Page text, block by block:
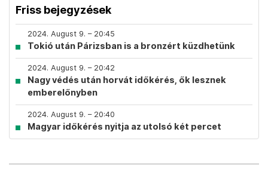
Friss bejegyzések
2024. August 9. – 20:45
Tokió után Párizsban is a bronzért küzdhetünk
2024. August 9. – 20:42
Nagy védés után horvát időkérés, ők lesznek
emberelőnyben
2024. August 9. – 20:40
Magyar időkérés nyitja az utolsó két percet